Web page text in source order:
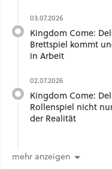
03.07.2026
Kingdom Come:
Brettspiel kommt
in Arbeit
02.07.2026
Kingdom Come:
Rollenspiel nicht
der Realität
mehr anzeigen